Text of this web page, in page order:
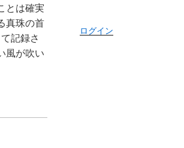
とは確実
真珠の首
記録さ
風が吹い
ログイン